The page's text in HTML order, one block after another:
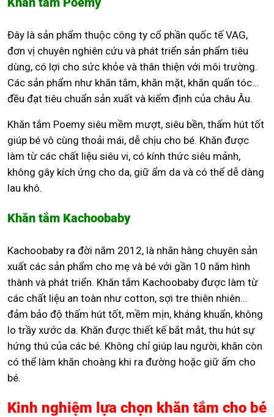
Đây là sản phẩm thuộc công ty cổ phần quốc tế VAG,
đơn vị chuyên nghiên cứu và phát triển sản phẩm tiêu
dùng, có lợi cho sức khỏe và thân thiện với môi trường.
Các sản phẩm như khăn tắm, khăn mặt, khăn quấn tóc…
đều đạt tiêu chuẩn sản xuất và kiểm định của châu Âu.
Khăn tắm Poemy siêu mềm mượt, siêu bền, thấm hút tốt
giúp bé vô cùng thoải mái, dễ chịu cho bé. Khăn được
làm từ các chất liệu siêu vi, có kính thức siêu mảnh,
không gây kích ứng cho da, giữ ẩm da và có thể dễ dàng
lau khô.
Khăn tắm Kachoobaby
Kachoobaby ra đời năm 2012, là nhãn hàng chuyên sản
xuất các sản phẩm cho mẹ và bé với gần 10 năm hình
thành và phát triển. Khăn tắm Kachoobaby được làm từ
các chất liệu an toàn như cotton, sợi tre thiên nhiên…
đảm bảo độ thấm hút tốt, mềm mịn, kháng khuẩn, không
lo trầy xước da. Khăn được thiết kế bắt mắt, thu hút sự
hứng thú của các bé. Không chỉ giúp lau người, khăn còn
có thể làm khăn choàng khi ra đường hoặc giữ ấm cho
bé.
Kinh nghiệm lựa chọn khăn tắm cho bé